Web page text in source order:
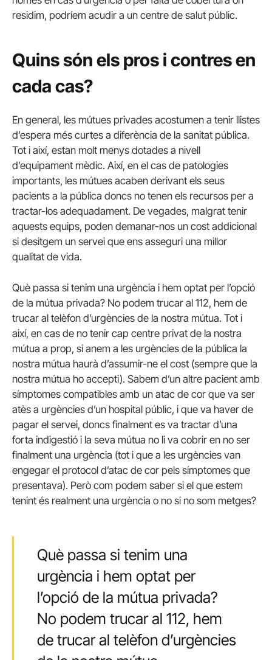
residim, podríem acudir a un centre de salut públic.
Quins són els pros i contres en
cada cas?
En general, les mútues privades acostumen a tenir llistes
d’espera més curtes a diferència de la sanitat pública.
Tot i així, estan molt menys dotades a nivell
d’equipament mèdic. Així, en el cas de patologies
importants, les mútues acaben derivant els seus
pacients a la pública doncs no tenen els recursos per a
tractar-los adequadament. De vegades, malgrat tenir
aquests equips, poden demanar-nos un cost addicional
si desitgem un servei que ens asseguri una millor
qualitat de vida.
Què passa si tenim una urgència i hem optat per l’opció
de la mútua privada? No podem trucar al 112, hem de
trucar al telèfon d’urgències de la nostra mútua. Tot i
així, en cas de no tenir cap centre privat de la nostra
mútua a prop, si anem a les urgències de la pública la
nostra mútua haurà d’assumir-ne el cost (sempre que la
nostra mútua ho accepti). Sabem d’un altre pacient amb
símptomes compatibles amb un atac de cor que va ser
atès a urgències d’un hospital públic, i que va haver de
pagar el servei, doncs finalment es va tractar d’una
forta indigestió i la seva mútua no li va cobrir en no ser
finalment una urgència (tot i que a les urgències van
engegar el protocol d’atac de cor pels símptomes que
presentava). Però com podem saber si el que estem
tenint és realment una urgència o no si no som metges?
Què passa si tenim una
urgència i hem optat per
l’opció de la mútua privada?
No podem trucar al 112, hem
de trucar al telèfon d’urgències